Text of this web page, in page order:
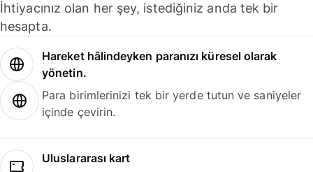
İhtiyacınız olan her şey, istediğiniz anda tek bir
hesapta.
Hareket hâlindeyken paranızı küresel olarak
yönetin.
Para birimlerinizi tek bir yerde tutun ve saniyeler
içinde çevirin.
Uluslararası kart